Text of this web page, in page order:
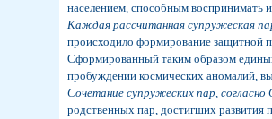
населением, способным воспринимать
Каждая рассчитанная супружеская
происходило формирование защитной
Сформированный таким образом
пробуждении космических аномалий,
Сочетание супружеских пар,
родственных пар, достигших